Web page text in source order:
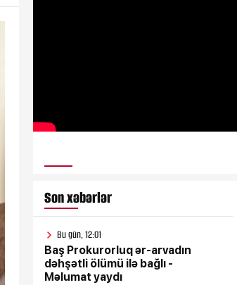
Son xəbərlər
Bu gün, 12:01
Baş Prokurorluq ər-arvadın
dəhşətli ölümü ilə bağlı -
Məlumat yaydı